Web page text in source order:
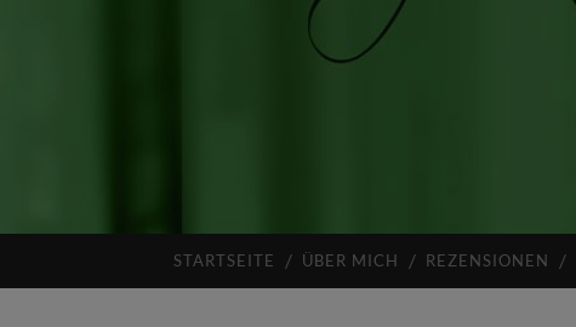
STARTSEITE ÜBER MICH REZENSIONEN